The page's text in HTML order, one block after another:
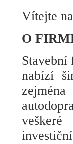
Vítejte
O
Stavební
nabízí